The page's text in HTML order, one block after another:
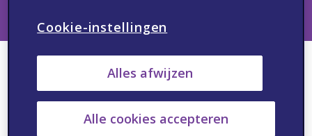
Cookie-instellingen
Alles afwijzen
Alle cookies accepteren